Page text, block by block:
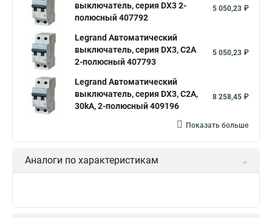
выключатель, серия DX3 2-
полюсный 407792
5 050,23 ₽
Legrand Автоматический
выключатель, серия DX3, С2A
2-полюсный 407793
5 050,23 ₽
Legrand Автоматический
выключатель, серия DX3, С2A,
30kA, 2-полюсный 409196
8 258,45 ₽
Показать больше
Аналоги по характеристикам